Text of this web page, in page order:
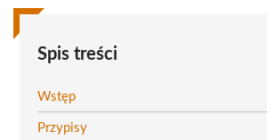
Spis treści
Wstęp
Przypisy